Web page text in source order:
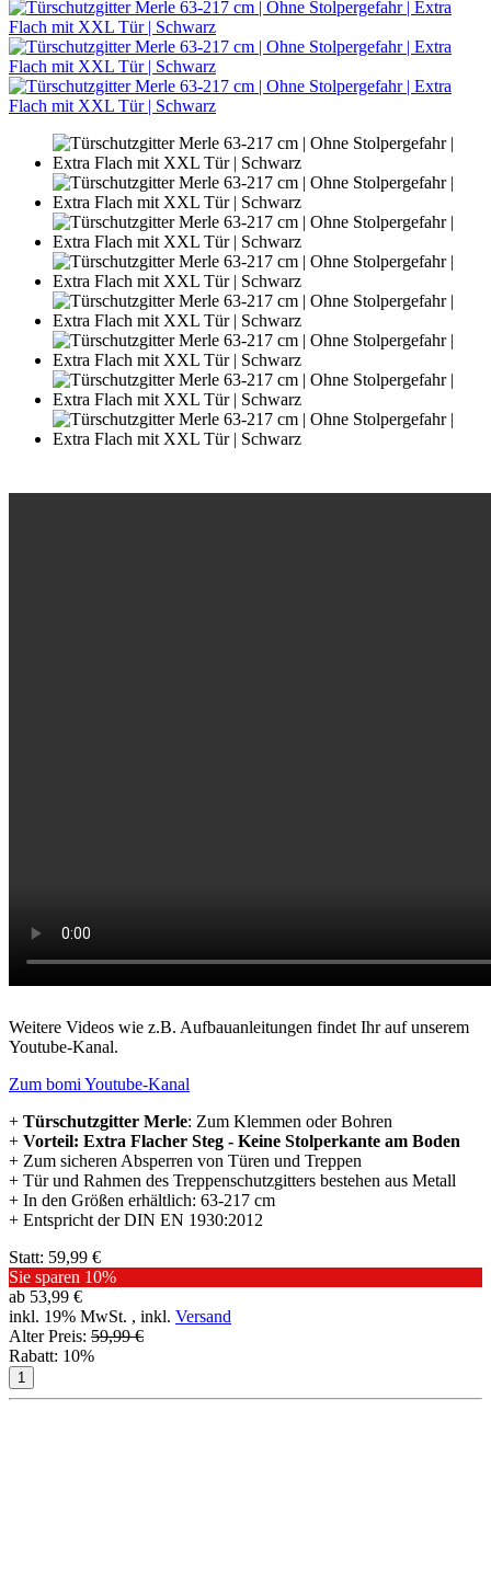
Weitere Videos wie z.B. Aufbauanleitungen findet Ihr auf unserem
Youtube-Kanal.
Zum bomi Youtube-Kanal
+ Türschutzgitter Merle: Zum Klemmen oder Bohren
+ Vorteil: Extra Flacher Steg - Keine Stolperkante am Boden
+ Zum sicheren Absperren von Türen und Treppen
+ Tür und Rahmen des Treppenschutzgitters bestehen aus Metall
+ In den Größen erhältlich: 63-217 cm
+ Entspricht der DIN EN 1930:2012
Statt: 59,99 €
Sie sparen 10%
ab 53,99 €
inkl. 19% MwSt. , inkl. Versand
Alter Preis: 59,99 €
Rabatt: 10%